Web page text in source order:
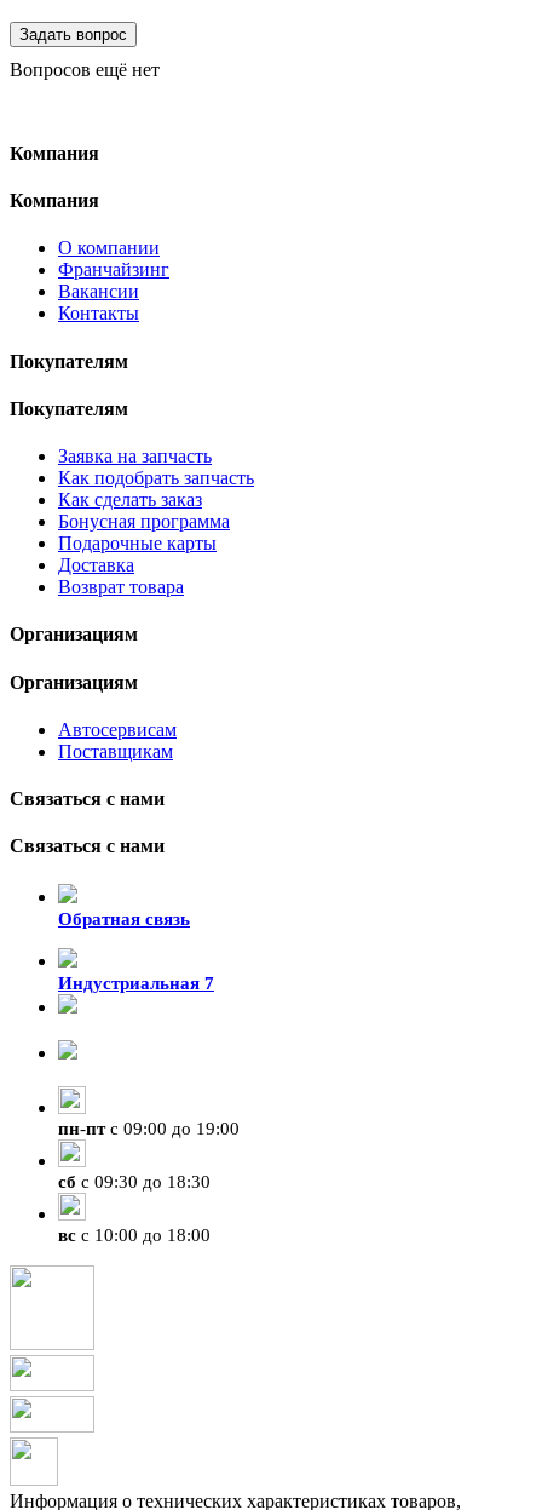
Вопросов ещё нет
Компания
Компания
О компании
Франчайзинг
Вакансии
Контакты
Покупателям
Покупателям
Заявка на запчасть
Как подобрать запчасть
Как сделать заказ
Бонусная программа
Подарочные карты
Доставка
Возврат товара
Организациям
Организациям
Автосервисам
Поставщикам
Связаться с нами
Связаться с нами
Обратная связь
Индустриальная 7
пн-птс 09:00 до 19:00
сб с 09:30 до 18:30
вс с 10:00 до 18:00
Информация о технических характеристиках товаров,